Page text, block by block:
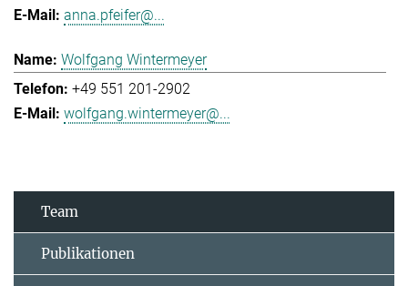
anna.pfeifer@...
Wolfgang Wintermeyer
+49 551 201-2902
wolfgang.wintermeyer@...
Team
Publikationen